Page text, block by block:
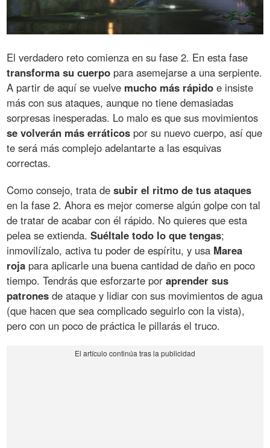
El verdadero reto comienza en su fase 2. En esta fase
transforma su cuerpo para asemejarse a una serpiente.
A partir de aquí se vuelve mucho más rápido e insiste
más con sus ataques, aunque no tiene demasiadas
sorpresas inesperadas. Lo malo es que sus movimientos
se volverán más erráticos por su nuevo cuerpo, así que
te será más complejo adelantarte a las esquivas
correctas.
Como consejo, trata desubir el ritmo de tus ataques
en la fase 2. Ahora es mejor comerse algún golpe con tal
de tratar de acabar con él rápido. No quieres que esta
pelea se extienda.Suéltale todo lo que tengas;
inmovilízalo, activa tu poder de espíritu, y usa Marea
roja para aplicarle una buena cantidad de daño en poco
tiempo. Tendrás que esforzarte poraprender sus
patrones de ataque y lidiar con sus movimientos de agua
(que hacen que sea complicado seguirlo con la vista),
pero con un poco de práctica le pillarás el truco.